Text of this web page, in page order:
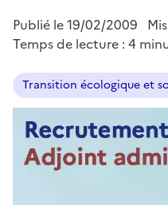
Publié le19/02/2009
Temps de lecture : 4
Transition écologique et